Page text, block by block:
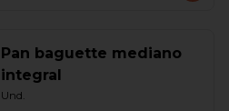
Pan baguette mediano
integral
Und.